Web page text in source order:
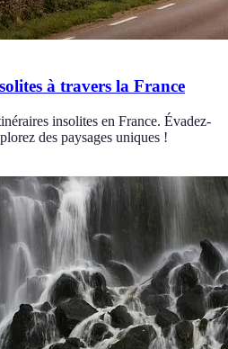
à travers la France
insolites en France. Évadez-
des paysages uniques !